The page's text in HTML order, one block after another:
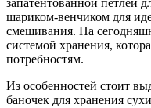
запатентованной петлёй
шариком-венчиком для
смешивания. На
системой хранения,
потребностям.
Из особенностей стоит
баночек для хранения